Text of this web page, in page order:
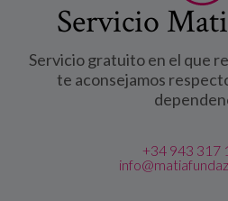
Servicio
Servicio gratuito en el que
te aconsejamos
+34 943 317